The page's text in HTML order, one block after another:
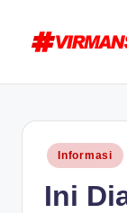
M
Blogging
for
Posted
in
Informasi
Ini